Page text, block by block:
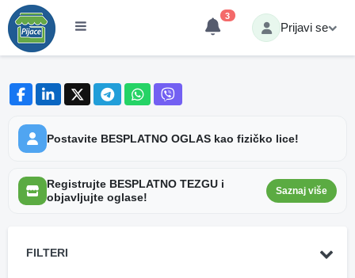
3
Prijavi se
Postavite BESPLATNO OGLAS kao fizičko lice!
Registrujte BESPLATNO TEZGU i
objavljujte oglase!
Saznaj više
FILTERI